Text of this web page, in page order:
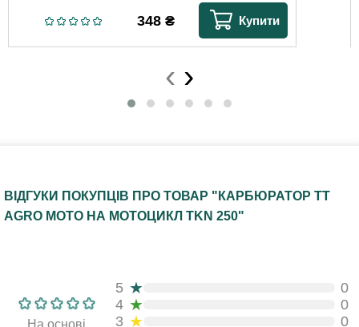
348 ₴ Купити
‹ ›
ВІДГУКИ ПОКУПЦІВ ПРО ТОВАР "КАРБЮРАТОР TT
AGRO MOTO НА МОТОЦИКЛ TKN 250"
На основі
5 ★
0
4 ★
0
3 ★ 0